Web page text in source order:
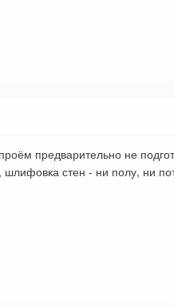
предварительно не
стен - ни полу, ни